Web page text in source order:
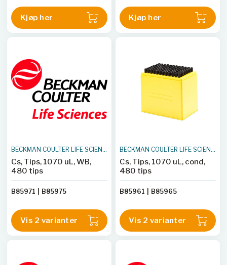
Kjøp her Kjøp her
BECKMAN COULTER LIFE SCIENCES
Cs, Tips, 1070 uL, WB,
480 tips
B85971 B85975
Vis 2 varianter
BECKMAN COULTER LIFE SCIENCES
Cs, Tips, 1070 uL, cond,
480 tips
B85961 B85965
Vis 2 varianter